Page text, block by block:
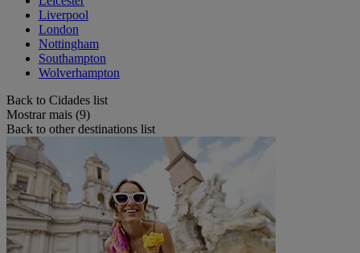
Liverpool
London
Nottingham
Southampton
Wolverhampton
Back to Cidades list
Mostrar mais (9)
Back to other destinations list